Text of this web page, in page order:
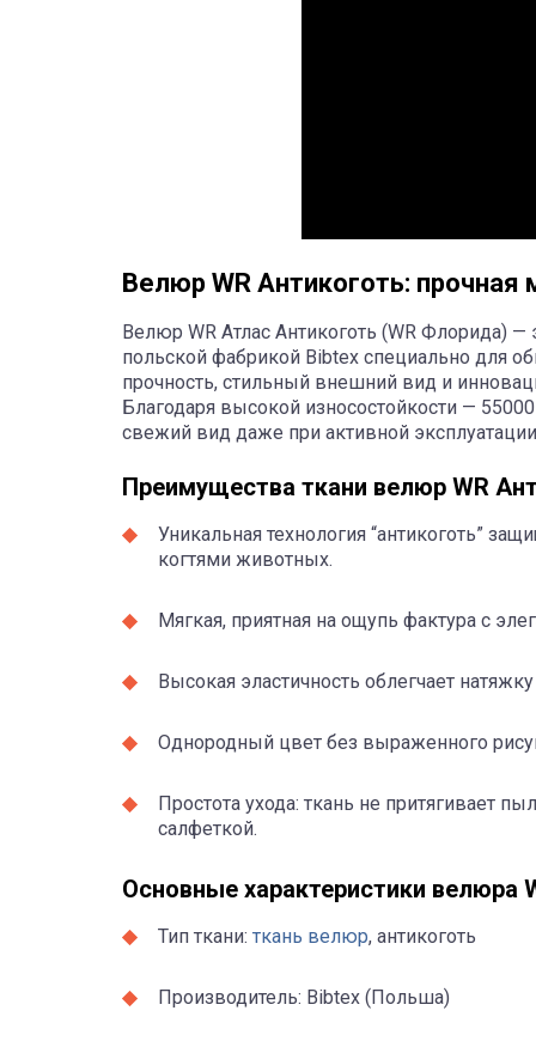
Велюр WR Антикоготь:
Велюр WR Атлас Антикоготь (WR Флоридa) —
польской фабрикой Bibtex специально для
прочность, стильный внешний вид и
Благодаря высокой износостойкости —
свежий вид даже при активной
Преимущества ткани велюр WR
Уникальная технология “антикоготь”
когтями животных.
Мягкая, приятная на ощупь фактура с
Высокая эластичность облегчает
Однородный цвет без выраженного
Простота ухода: ткань не притягивает
салфеткой.
Основные характеристики велюра
Тип ткани: ткань велюр, антикоготь
Производитель: Bibtex (Польша)